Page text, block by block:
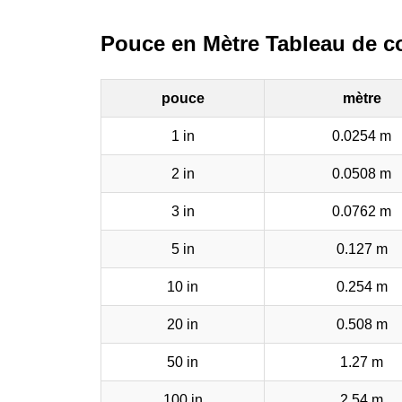
Pouce en Mètre Tableau de
pouce mètre
1 in 0.0254 m
2 in 0.0508 m
3 in 0.0762 m
5 in 0.127 m
10 in 0.254 m
20 in 0.508 m
50 in 1.27 m